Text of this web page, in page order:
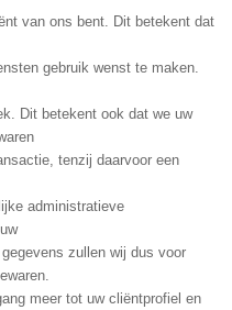
van ons bent. Dit betekent dat
gebruik wenst te maken.
Dit betekent ook dat we uw
tenzij daarvoor een
administratieve
zullen wij dus voor
meer tot uw cliëntprofiel en